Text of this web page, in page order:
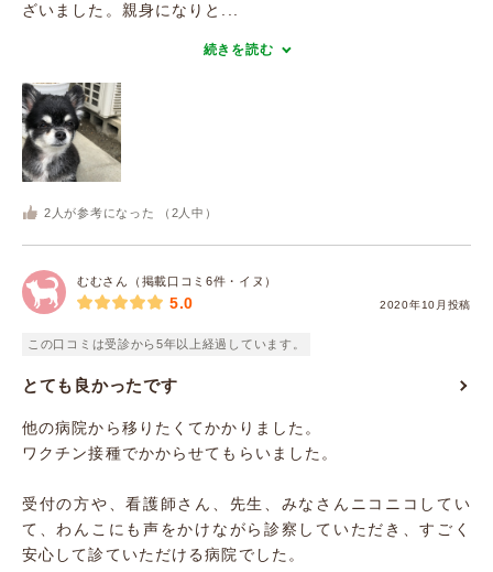
ざいました。親身になりと...
続きを読む
2 人が参考になった （ 2 人中）
むむさん（掲載口コミ6件・イヌ）
2020年10月投稿
5.0
この口コミは受診から5年以上経過しています。
とても良かったです
他の病院から移りたくてかかりました。
ワクチン接種でかからせてもらいました。
受付の方や、看護師さん、先生、みなさんニコニコしてい
て、わんこにも声をかけながら診察していただき、すごく
安心して診ていただける病院でした。